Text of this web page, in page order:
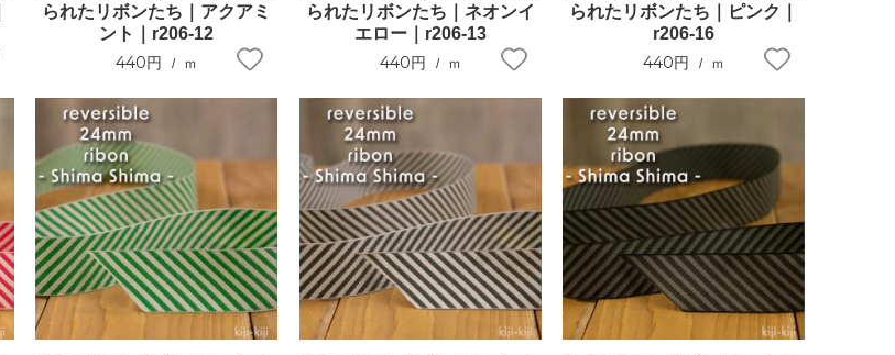
られたリボンたち｜アクアミ
ント｜r206-12
440円 ｍ
られたリボンたち｜ネオンイ
エロー｜r206-13
440円 ｍ
られたリボンたち｜ピンク｜
r206-16
440円 ｍ